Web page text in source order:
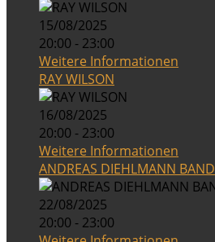
15/08/2025
20:00 - 23:00
Weitere Informationen
RAY WILSON
16/08/2025
20:00 - 23:00
Weitere Informationen
ANDREAS DIEHLMANN BAND
22/08/2025
20:00 - 23:00